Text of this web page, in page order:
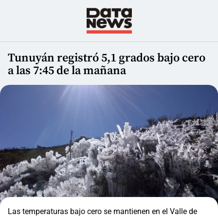
Tunuyán registró 5,1 grados bajo cero
a las 7:45 de la mañana
Las temperaturas bajo cero se mantienen en el Valle de